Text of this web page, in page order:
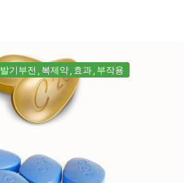
발기부전 복제약 효과 부작용